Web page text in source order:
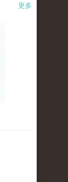
更多